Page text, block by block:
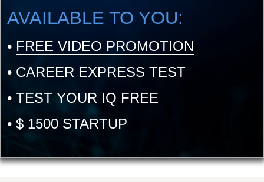
AVAILABLE TO YOU:
• FREE VIDEO PROMOTION
• CAREER EXPRESS TEST
• TEST YOUR IQ FREE
• $ 1500 STARTUP